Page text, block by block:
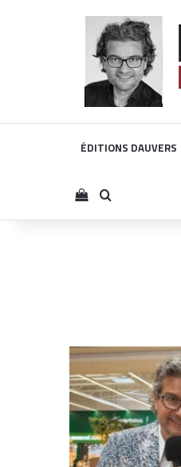
ÉDITIONS DAUVERS
Voir votre panier
Rechercher